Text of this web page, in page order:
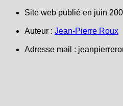
Site web publié en juin
Auteur : Jean-Pierre Roux
Adresse mail :